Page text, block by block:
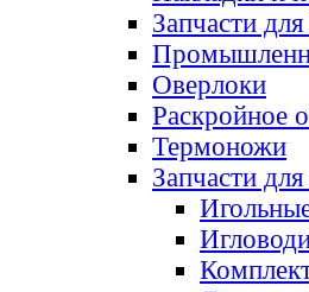
Запчасти
Оверлоки
Раскройное
Термоножи
Запчасти